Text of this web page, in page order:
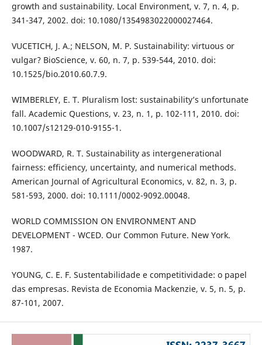
growth and sustainability. Local Environment, v. 7, n. 4, p.
341-347, 2002. doi: 10.1080/1354983022000027464.
VUCETICH, J. A.; NELSON, M. P. Sustainability: virtuous or
vulgar? BioScience, v. 60, n. 7, p. 539-544, 2010. doi:
10.1525/bio.2010.60.7.9.
WIMBERLEY, E. T. Pluralism lost: sustainability’s unfortunate
fall. Academic Questions, v. 23, n. 1, p. 102-111, 2010. doi:
10.1007/s12129-010-9155-1.
WOODWARD, R. T. Sustainability as intergenerational
fairness: efficiency, uncertainty, and numerical methods.
American Journal of Agricultural Economics, v. 82, n. 3, p.
581-593, 2000. doi: 10.1111/0002-9092.00048.
WORLD COMMISSION ON ENVIRONMENT AND
DEVELOPMENT - WCED. Our Common Future. New York.
1987.
YOUNG, C. E. F. Sustentabilidade e competitividade: o papel
das empresas. Revista de Economia Mackenzie, v. 5, n. 5, p.
87-101, 2007.